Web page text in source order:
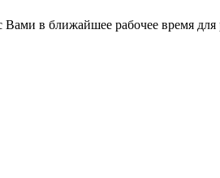
в ближайшее рабочее время